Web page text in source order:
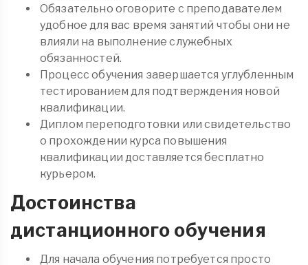
Обязательно оговорите с преподавателем
удобное для вас время занятий чтобы они не
влияли на выполнение служебных
обязанностей.
Процесс обучения завершается углубленным
тестированием для подтверждения новой
квалификации.
Диплом переподготовки или свидетельство
о прохождении курса повышения
квалификации доставляется бесплатно
курьером.
Достоинства
дистанционного обучения
Для начала обучения потребуется просто